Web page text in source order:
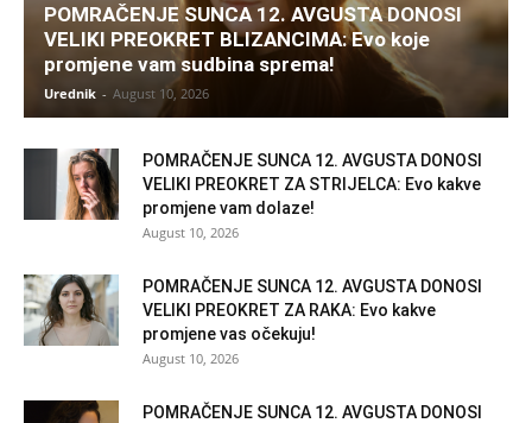
POMRAČENJE SUNCA 12. AVGUSTA DONOSI
VELIKI PREOKRET BLIZANCIMA: Evo koje
promjene vam sudbina sprema!
Urednik - August 10, 2026
POMRAČENJE SUNCA 12. AVGUSTA DONOSI
VELIKI PREOKRET ZA STRIJELCA: Evo kakve
promjene vam dolaze!
August 10, 2026
POMRAČENJE SUNCA 12. AVGUSTA DONOSI
VELIKI PREOKRET ZA RAKA: Evo kakve
promjene vas očekuju!
August 10, 2026
POMRAČENJE SUNCA 12. AVGUSTA DONOSI